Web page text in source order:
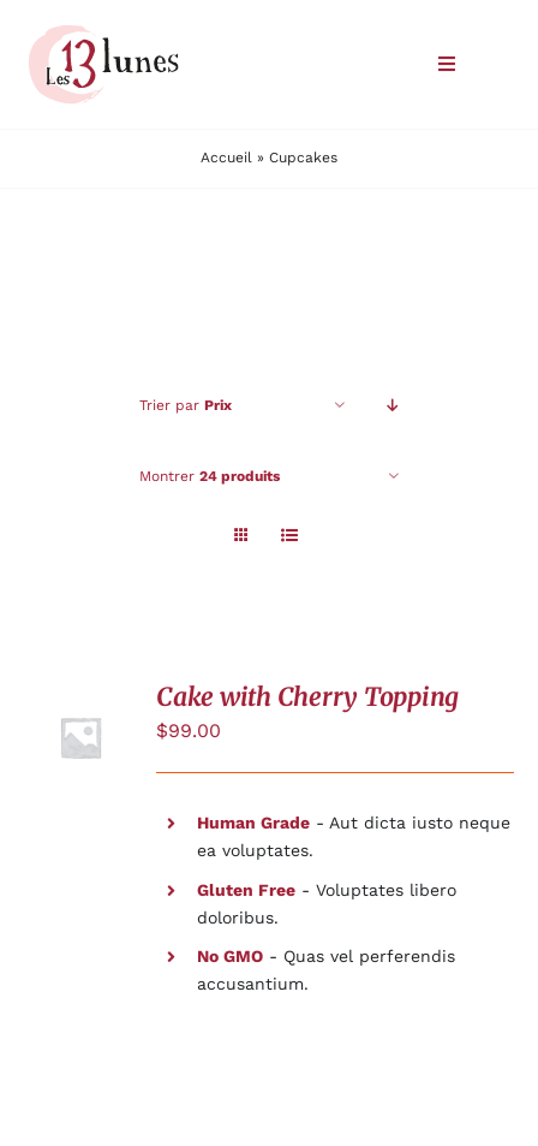
contenu
Toggle
Accueil » Cupcakes
Trier par Prix
Montrer 24 produits
AU
PANIER
Cake with Cherry Topping
$99.00
Human Grade- Aut dicta iusto neque
ea voluptates.
Gluten Free- Voluptates libero
doloribus.
No GMO- Quas vel perferendis
accusantium.